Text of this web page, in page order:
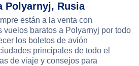
Polyarnyj, Rusia
están a la venta con
vuelos baratos a Polyarnyj por todo
los boletos de avión
principales de todo el
de viaje y consejos para